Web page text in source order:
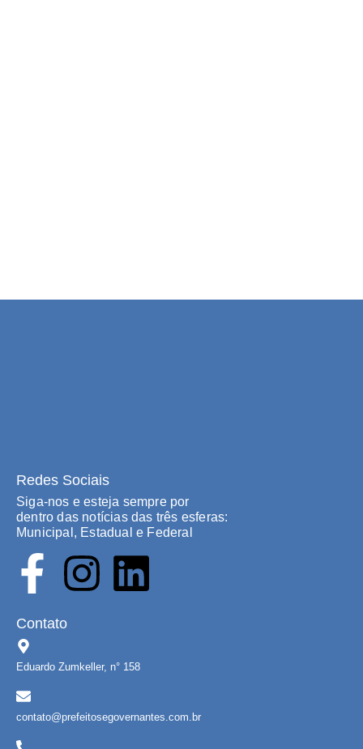
Redes Sociais
Siga-nos e esteja sempre por
dentro das notícias das três esferas:
Municipal, Estadual e Federal
Contato
Eduardo Zumkeller, n° 158
contato@prefeitosegovernantes.com.br